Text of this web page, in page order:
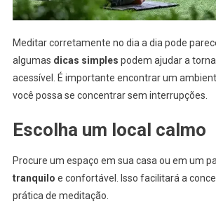
Meditar corretamente no dia a dia pode
algumas dicas simples podem ajudar a
acessível. É importante encontrar um
você possa se concentrar sem interrupções.
Escolha um local calmo
Procure um espaço em sua casa ou em um
tranquilo e confortável. Isso facilitará a
prática de meditação.